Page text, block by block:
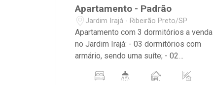
Apartamento - Padrão
Jardim Irajá - Ribeirão Preto/SP
Apartamento com 3 dormitórios a venda
no Jardim Irajá: - 03 dormitórios com
armário, sendo uma suíte; - 02
01 vaga de garagem descoberta; -